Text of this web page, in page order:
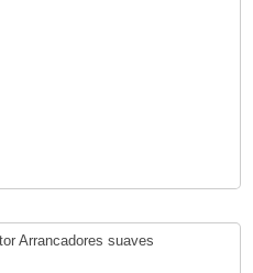
Arrancadores suaves